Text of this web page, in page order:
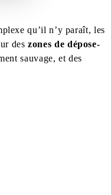
qu’il n’y paraît, les
deszones de dépose-
sauvage, et des